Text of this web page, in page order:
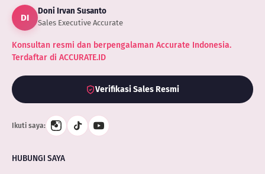
DI
Doni Irvan Susanto
Sales Executive Accurate
Konsultan resmi dan berpengalaman Accurate Indonesia.
Terdaftar di ACCURATE.ID
Verifikasi Sales Resmi
Ikuti saya:
HUBUNGI SAYA